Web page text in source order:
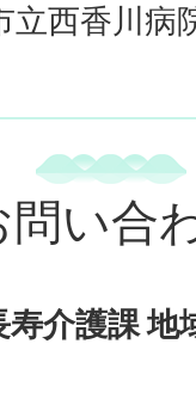
西香川病
問い合
寿介護課 地